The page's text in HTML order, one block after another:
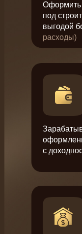
Оформить
под
выгодой
расходы)
с